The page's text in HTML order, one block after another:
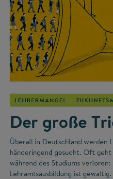
LEHRERMANGEL
Der große
Überall in Deutschland werden
händeringend gesucht. Oft
während des Studiums
Lehramtsausbildung ist